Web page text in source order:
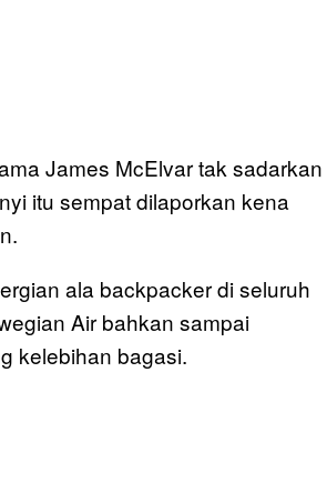
James McElvar tak sadarkan
itu sempat dilaporkan kena
ala backpacker di seluruh
Air bahkan sampai
kelebihan bagasi.